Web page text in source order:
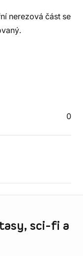
nerezová část se
0
sci-fi a